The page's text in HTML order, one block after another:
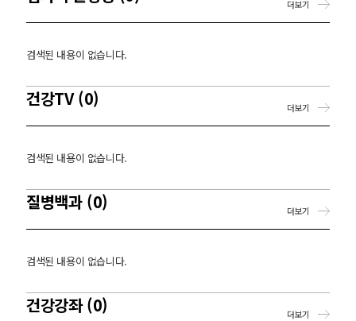
검색된 내용이 없습니다.
더보기
건강TV (0)
검색된 내용이 없습니다.
더보기
질병백과 (0)
검색된 내용이 없습니다.
더보기
건강강좌 (0) 더보기